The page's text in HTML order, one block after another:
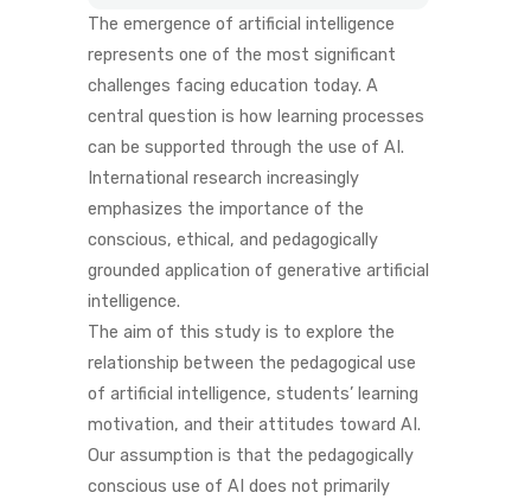
The emergence of artificial intelligence
represents one of the most significant
challenges facing education today. A
central question is how learning processes
can be supported through the use of AI.
International research increasingly
emphasizes the importance of the
conscious, ethical, and pedagogically
grounded application of generative artificial
intelligence.
The aim of this study is to explore the
relationship between the pedagogical use
of artificial intelligence, students’ learning
motivation, and their attitudes toward AI.
Our assumption is that the pedagogically
conscious use of AI does not primarily